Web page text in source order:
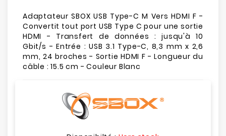
Adaptateur SBOX USB Type-C M Vers HDMI F -
Convertit tout port USB Type C pour une sortie
HDMI - Transfert de données : jusqu'à 10
Gbit/s - Entrée : USB 3.1 Type-C, 8,3 mm x 2,6
mm, 24 broches - Sortie HDMI F - Longueur du
câble : 15.5 cm - Couleur Blanc